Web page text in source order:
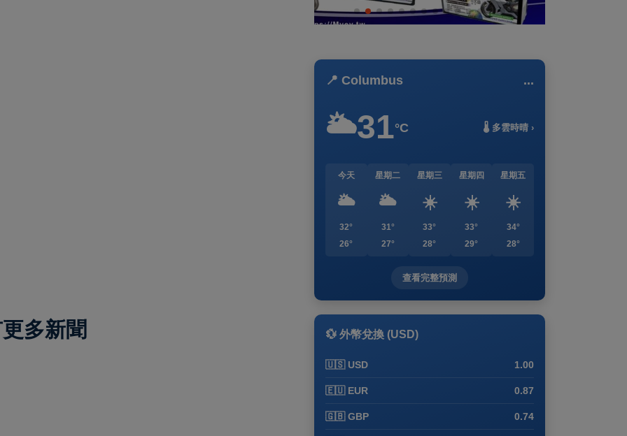
多新聞
📍 Columbus ...
🌥️31°C 🌡️ 多雲時晴 ›
今天
🌥️
32°
26°
星期二
🌥️
31°
27°
星期三
☀️
33°
28°
星期四
☀️
33°
29°
星期五
☀️
34°
28°
查看完整預測
💱 外幣兌換 (USD)
🇺🇸 USD 1.00
🇪🇺 EUR 0.87
🇬🇧 GBP 0.74